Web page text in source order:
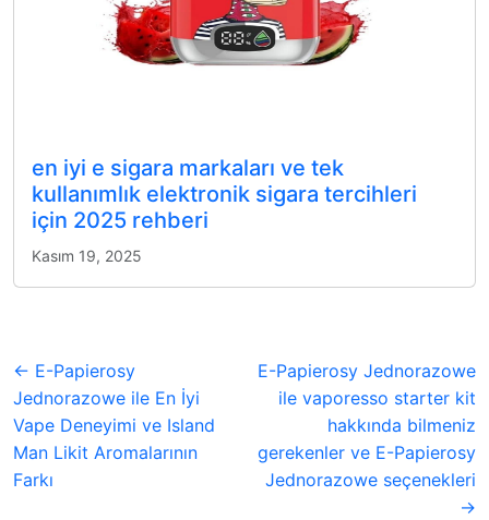
en iyi e sigara markaları ve tek
kullanımlık elektronik sigara tercihleri
için 2025 rehberi
Kasım 19, 2025
← E-Papierosy
Jednorazowe ile En İyi
Vape Deneyimi ve Island
Man Likit Aromalarının
Farkı
E-Papierosy Jednorazowe
ile vaporesso starter kit
hakkında bilmeniz
gerekenler ve E-Papierosy
Jednorazowe seçenekleri
→